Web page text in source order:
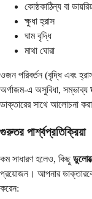
কোষ্ঠকাঠিন্য বা
ক্ষুধা হ্রাস
ঘাম বৃদ্ধি
মাথা ঘোরা
ওজন পরিবর্তন (বৃদ্ধি এবং
অর্গাজম-এ অসুবিধা, সম্ভাব্য
ডাক্তারের সাথে আলোচনা
গুরুতর পার্শ্বপ্রতিক্রিয়া
কম সাধারণ হলেও, কিছু
প্রয়োজন। আপনার
করেন: